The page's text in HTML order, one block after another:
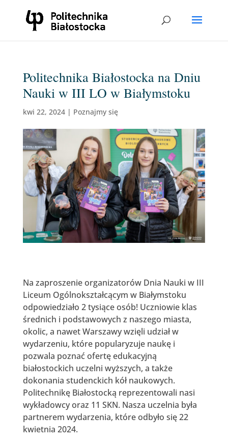
Politechnika Białostocka na Dniu
Nauki w III LO w Białymstoku
kwi 22, 2024| Poznajmy się
Na zaproszenie organizatorów Dnia Nauki w III
Liceum Ogólnokształcącym w Białymstoku
odpowiedziało 2 tysiące osób! Uczniowie klas
średnich i podstawowych z naszego miasta,
okolic, a nawet Warszawy wzięli udział w
wydarzeniu, które popularyzuje naukę i
pozwala poznać ofertę edukacyjną
białostockich uczelni wyższych, a także
dokonania studenckich kół naukowych.
Politechnikę Białostocką reprezentowali nasi
wykładowcy oraz 11 SKN. Nasza uczelnia była
partnerem wydarzenia, które odbyło się 22
kwietnia 2024.